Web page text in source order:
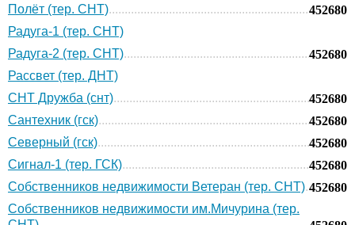
Полёт (тер. СНТ)
452680
Радуга-1 (тер. СНТ)
Радуга-2 (тер. СНТ)
452680
Рассвет (тер. ДНТ)
СНТ Дружба (снт)
452680
Сантехник (гск)
452680
Северный (гск)
452680
Сигнал-1 (тер. ГСК)
452680
Собственников недвижимости Ветеран (тер. СНТ) 452680
Собственников недвижимости им.Мичурина (тер.